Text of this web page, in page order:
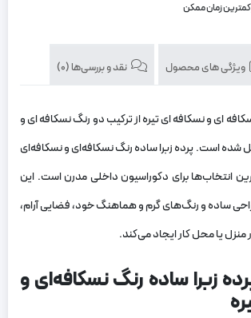
زمان ممکن
ویژگی های محصول نقد و بررسی‌ها (0)
ای و نسکافه ای تیره از ترکیب دو رنگ نسکافه ای و
شده است. پرده زبرا ساده رنگ نسکافه‌ای و نسکافه‌ای
انتخاب‌ها برای دکوراسیون داخلی مدرن است. این
ساده و رنگ‌های گرم و هماهنگ خود، فضایی آرام،
یا محل کار ایجاد می‌کند.
زبرا ساده رنگ نسکافه‌ای و